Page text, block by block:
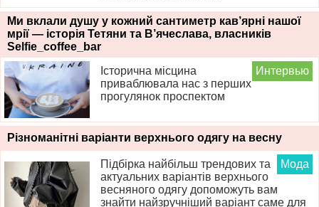
Ми вклали душу у кожний сантиметр кав’ярні нашої
мрії — історія Тетяни та В’ячеслава, власників
Selfie_coffee_bar
Интервью
Історична місцина
приваблювала нас з перших
прогулянок проспектом
Різноманітні варіанти верхнього одягу на весну
Мода
Підбірка найбільш трендових та
актуальних варіантів верхнього
весняного одягу допоможуть вам
знайти найзручніший варіант саме для